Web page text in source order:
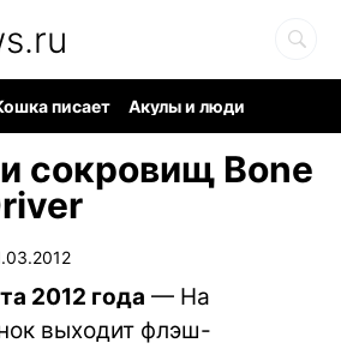
писает
Акулы и люди
сокровищ Bone
2012 года — На
выходит флэш-